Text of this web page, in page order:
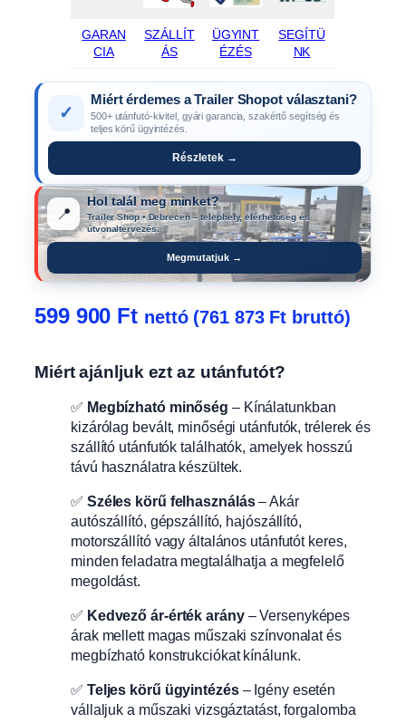
GARAN
CIA
SZÁLLÍT
ÁS
ÜGYINT
ÉZÉS
SEGÍTÜ
NK
✓
Miért érdemes a Trailer Shopot választani?
500+ utánfutó-kivitel, gyári garancia, szakértő segítség és
teljes körű ügyintézés.
Részletek →
📍
Hol talál meg minket?
Trailer Shop • Debrecen – telephely, elérhetőség és
útvonaltervezés.
Megmutatjuk →
599 900 Ft nettó (761 873 Ft bruttó)
Miért ajánljuk ezt az utánfutót?
✅ Megbízható minőség – Kínálatunkban
kizárólag bevált, minőségi utánfutók, trélerek és
szállító utánfutók találhatók, amelyek hosszú
távú használatra készültek.
✅ Széles körű felhasználás– Akár
autószállító, gépszállító, hajószállító,
motorszállító vagy általános utánfutót keres,
minden feladatra megtalálhatja a megfelelő
megoldást.
✅ Kedvező ár-érték arány– Versenyképes
árak mellett magas műszaki színvonalat és
megbízható konstrukciókat kínálunk.
✅ Teljes körű ügyintézés– Igény esetén
vállaljuk a műszaki vizsgáztatást, forgalomba